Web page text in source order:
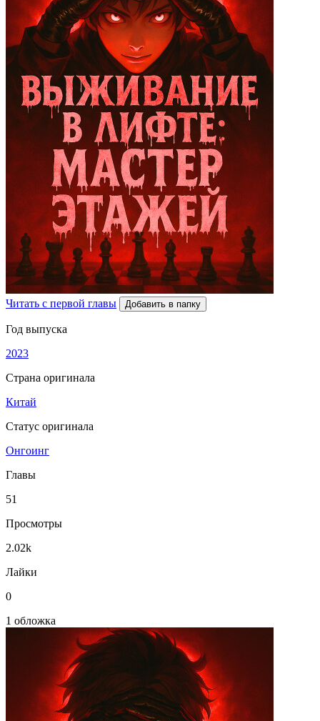
Читать с первой главы Добавить в папку
Год выпуска
2023
Страна оригинала
Китай
Статус оригинала
Онгоинг
Главы
51
Просмотры
2.02k
Лайки
0
1 обложка